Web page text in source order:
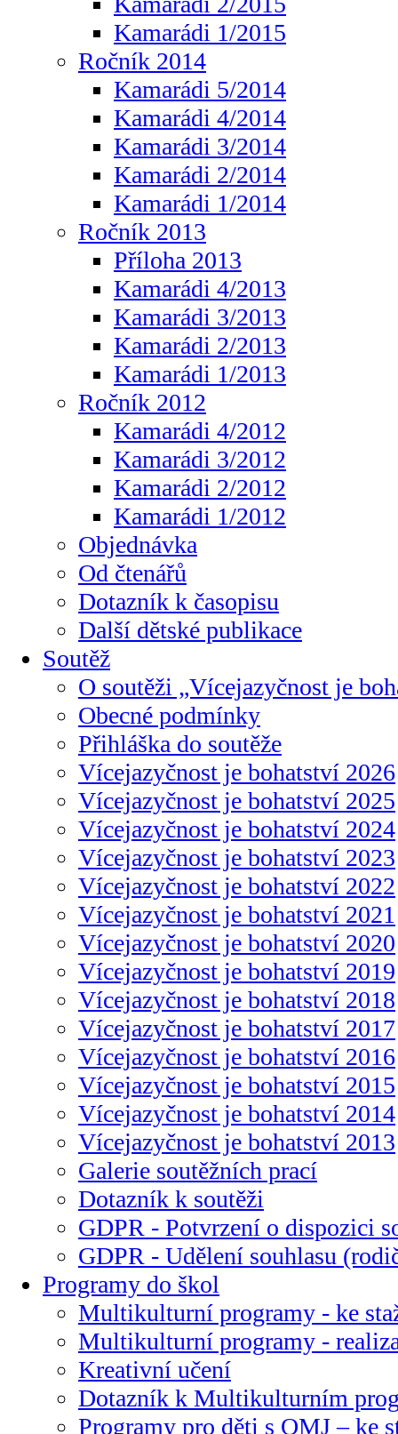
Kamarádi 1/2015
Ročník 2014
Kamarádi 5/2014
Kamarádi 4/2014
Kamarádi 3/2014
Kamarádi 2/2014
Kamarádi 1/2014
Ročník 2013
Příloha 2013
Kamarádi 4/2013
Kamarádi 3/2013
Kamarádi 2/2013
Kamarádi 1/2013
Ročník 2012
Kamarádi 4/2012
Kamarádi 3/2012
Kamarádi 2/2012
Kamarádi 1/2012
Objednávka
Od čtenářů
Dotazník k časopisu
Další dětské publikace
Soutěž
O soutěži „Vícejazyčnost je
Obecné podmínky
Přihláška do soutěže
Vícejazyčnost je bohatství 2026
Vícejazyčnost je bohatství 2025
Vícejazyčnost je bohatství 2024
Vícejazyčnost je bohatství 2023
Vícejazyčnost je bohatství 2022
Vícejazyčnost je bohatství 2021
Vícejazyčnost je bohatství 2020
Vícejazyčnost je bohatství 2019
Vícejazyčnost je bohatství 2018
Vícejazyčnost je bohatství 2017
Vícejazyčnost je bohatství 2016
Vícejazyčnost je bohatství 2015
Vícejazyčnost je bohatství 2014
Vícejazyčnost je bohatství 2013
Galerie soutěžních prací
Dotazník k soutěži
GDPR - Potvrzení o dispozici
GDPR - Udělení souhlasu
Programy do škol
Multikulturní programy - ke
Multikulturní programy -
Kreativní učení
Dotazník k Multikulturním
Programy pro děti s OMJ – ke